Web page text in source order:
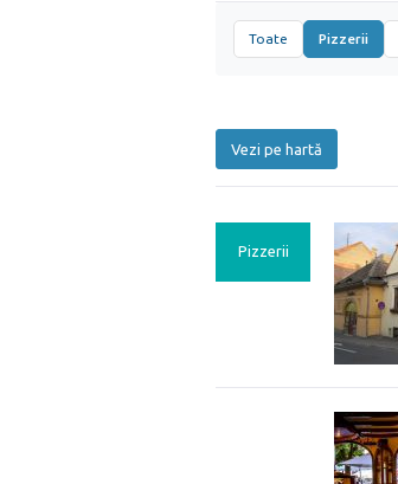
Toate Pizzerii
Vezi pe hartă
Pizzerii